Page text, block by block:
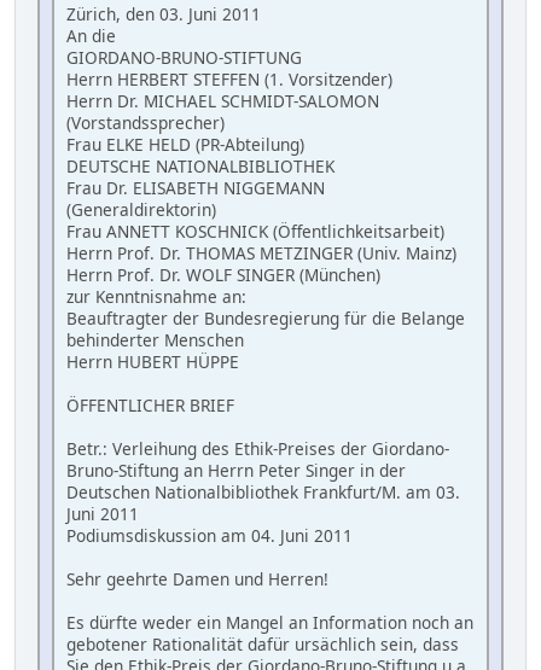
Zürich, den 03. Juni 2011
An die
GIORDANO-BRUNO-STIFTUNG
Herrn HERBERT STEFFEN (1. Vorsitzender)
Herrn Dr. MICHAEL SCHMIDT-SALOMON
(Vorstandssprecher)
Frau ELKE HELD (PR-Abteilung)
DEUTSCHE NATIONALBIBLIOTHEK
Frau Dr. ELISABETH NIGGEMANN
(Generaldirektorin)
Frau ANNETT KOSCHNICK (Öffentlichkeitsarbeit)
Herrn Prof. Dr. THOMAS METZINGER (Univ. Mainz)
Herrn Prof. Dr. WOLF SINGER (München)
zur Kenntnisnahme an:
Beauftragter der Bundesregierung für die Belange
behinderter Menschen
Herrn HUBERT HÜPPE
ÖFFENTLICHER BRIEF
Betr.: Verleihung des Ethik-Preises der Giordano-
Bruno-Stiftung an Herrn Peter Singer in der
Deutschen Nationalbibliothek Frankfurt/M. am 03.
Juni 2011
Podiumsdiskussion am 04. Juni 2011
Sehr geehrte Damen und Herren!
Es dürfte weder ein Mangel an Information noch an
gebotener Rationalität dafür ursächlich sein, dass
Sie den Ethik-Preis der Giordano-Bruno-Stiftung u.a.